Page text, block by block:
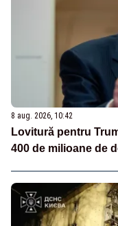
8 aug. 2026, 10:42
Lovitură pentru
400 de milioane de